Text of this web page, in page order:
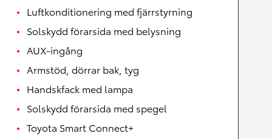
Luftkonditionering med fjärrstyrning
Solskydd förarsida med belysning
AUX-ingång
Armstöd, dörrar bak, tyg
Handskfack med lampa
Solskydd förarsida med spegel
Toyota Smart Connect+